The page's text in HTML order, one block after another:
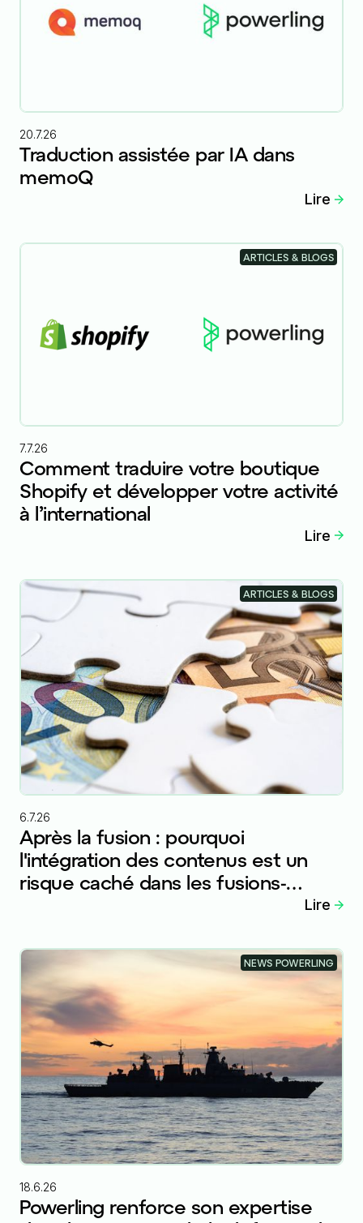
20.7.26
Traduction assistée par IA dans
memoQ
Lire
7.7.26
Comment traduire votre boutique
Shopify et développer votre activité
à l’international
Lire
ARTICLES & BLOGS
6.7.26
Après la fusion : pourquoi
l'intégration des contenus est un
risque caché dans les fusions-
Lire
ARTICLES & BLOGS
18.6.26
Powerling renforce son expertise
NEWS POWERLING